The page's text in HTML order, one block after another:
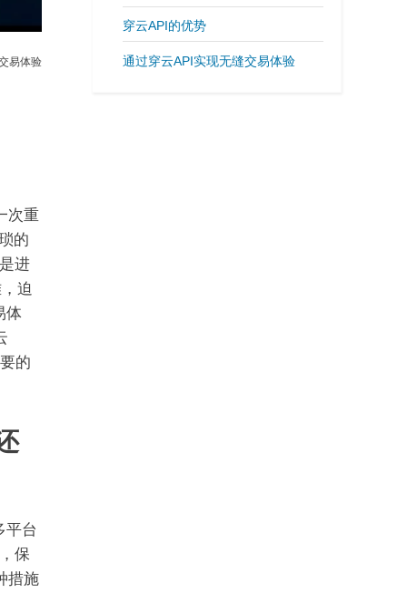
易体验
次重
的
进
迫
体
的
平台
保
措施
穿云API的优势
通过穿云API实现无缝交易体验